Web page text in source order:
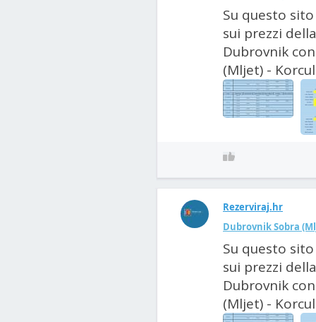
Su questo
sui prezzi
Dubrovnik
(Mljet) -
Rezerviraj.hr
Dubrovnik Sobra
Su questo
sui prezzi
Dubrovnik
(Mljet) -